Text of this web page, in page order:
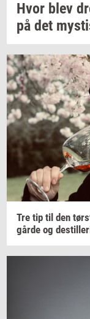
Hvor blev
på det
Tre tip til den
går­de og